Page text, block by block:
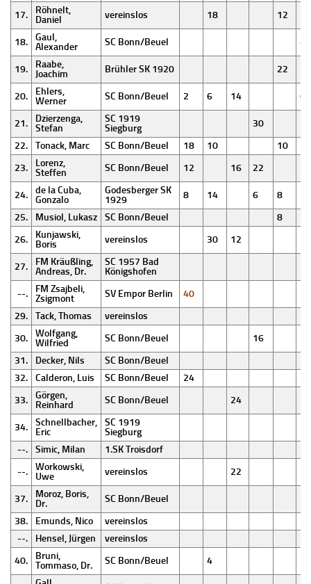
17.
Röhnelt,
Daniel
vereinslos 18 12
18.
Gaul,
Alexander
SC Bonn/Beuel 40
19.
Raabe,
Joachim
Brühler SK 1920 22
20.
Ehlers,
Werner
SC Bonn/Beuel 2 6 14 6
21.
Dzierzenga,
Stefan
SC 1919
Siegburg
30
22.
Tonack, Marc SC Bonn/Beuel 18 10 10
23.
Lorenz,
Steffen
SC Bonn/Beuel 12 16 22
24.
de la Cuba,
Gonzalo
Godesberger SK
1929
8 14 6
8
25.
Musiol, Lukasz SC Bonn/Beuel
8
26.
Kunjawski,
Boris
vereinslos 30 12
27.
FM Kräußling,
Andreas, Dr.
SC 1957 Bad
Königshofen
--.
FM Zsajbeli,
Zsigmont
SV Empor Berlin
40
29.
Tack, Thomas
vereinslos
30.
Wolfgang,
Wilfried
SC Bonn/Beuel
16
31.
Decker, Nils
SC Bonn/Beuel
32.
Calderon, Luis SC Bonn/Beuel
24
33.
Görgen,
Reinhard
SC Bonn/Beuel 24
34.
Schnellbacher,
Eric
SC 1919
Siegburg
--.
Simic, Milan 1.SK Troisdorf
--.
Workowski,
Uwe
vereinslos 22
37.
Moroz, Boris,
Dr.
SC Bonn/Beuel
38.
Emunds, Nico
vereinslos
--.
Hensel, Jürgen
vereinslos
40.
Bruni,
Tommaso, Dr.
SC Bonn/Beuel 4